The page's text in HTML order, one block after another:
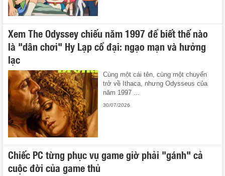
Xem The Odyssey chiếu năm 1997 để biết thế nào
là "dân chơi" Hy Lạp cổ đại: ngạo mạn và hưởng
lạc
Cùng một cái tên, cùng một chuyến
trở về Ithaca, nhưng Odysseus của
năm 1997 ...
30/07/2026
Chiếc PC từng phục vụ game giờ phải "gánh" cả
cuộc đời của game thủ